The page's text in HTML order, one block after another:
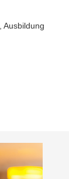
Ausbildung